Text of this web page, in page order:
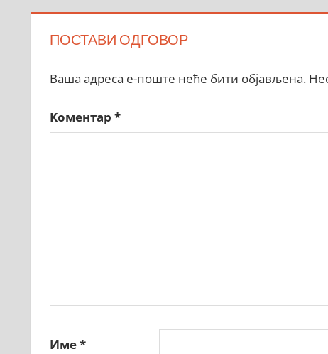
ПОСТАВИ ОДГОВОР
Ваша адреса е-поште неће бити објављена.
Коментар *
Име*